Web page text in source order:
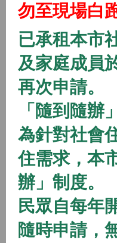
(115年隨到隨
2026/01/01 08:00 ~
開放中 隨到隨辦
(115年隨到隨
2026/01/01 08:00 ~
開放中 隨到隨辦
(115年隨到隨
2026/01/01 08:00 ~
勿至現場白
已承租本市
及家庭成員
再次申請。
「隨到隨辦
為針對社會
住需求，本
辦」制度。
民眾自每年
隨時申請，